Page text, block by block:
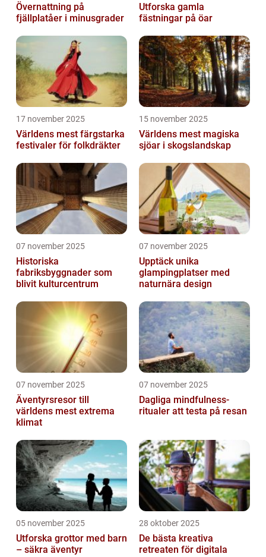
Övernattning på
fjällplatåer i minusgrader
Utforska gamla
fästningar på öar
17 november 2025
Världens mest färgstarka
festivaler för folkdräkter
15 november 2025
Världens mest magiska
sjöar i skogslandskap
07 november 2025
Historiska
fabriksbyggnader som
blivit kulturcentrum
07 november 2025
Upptäck unika
glampingplatser med
naturnära design
07 november 2025
Äventyrsresor till
världens mest extrema
klimat
07 november 2025
Dagliga mindfulness-
ritualer att testa på resan
05 november 2025
Utforska grottor med barn
– säkra äventyr
28 oktober 2025
De bästa kreativa
retreaten för digitala